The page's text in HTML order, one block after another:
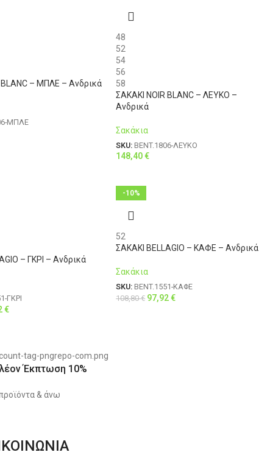
BLANC – ΜΠΛΕ – Ανδρικά
ΜΠΛΕ
48
52
54
56
58
ΣΑΚΑΚΙ NOIR BLANC – ΛΕΥΚΟ –
Ανδρικά
Σακάκια
SKU: BENT.1806-ΛΕΥΚΟ
148,40€
– ΓΚΡΙ – Ανδρικά
ΓΚΡΙ
€
-10%
52
ΣΑΚΑΚΙ BELLAGIO – ΚΑΦΕ – Ανδρικά
Σακάκια
SKU: BENT.1551-ΚΑΦΕ
108,80€ 97,92€
Έκπτωση 10%
& άνω